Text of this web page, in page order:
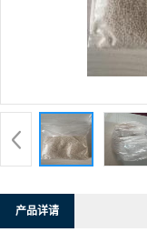
产品详请